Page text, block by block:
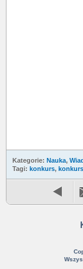
Kategorie: Nauka,
Tagi: konkurs,